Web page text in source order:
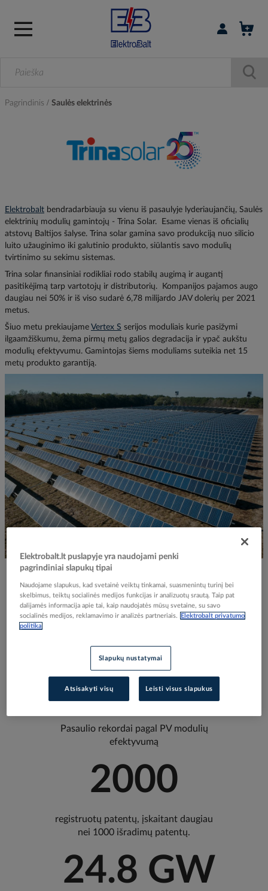
Prisijungti /
Pagrindinis Saulės elektrinės
Elektrobalt bendradarbiauja su vienu iš pasaulyje lyderiaujančių, Saulės
elektrinių modulių gamintojų - Trina Solar. Esame vienas iš oficialių
atstovų Baltijos šalyse. Trina solar gamina savo produkciją nuo silicio
luito užauginimo iki galutinio produkto, siūlantis savo modulių
tvirtinimo su sekimu sistemas.
Trina solar finansiniai rodikliai rodo stabilų augimą ir augantį
pasitikėjimą tarp vartotojų ir distributorių. Kompanijos pajamos augo
daugiau nei 50% ir iš viso sudarė 6,78 milijardo JAV dolerių per 2021
metus.
Šiuo metu prekiaujame Vertex S serijos moduliais kurie pasižymi
ilgaamžiškumu, žema pirmų metų galios degradacija ir ypač aukštu
modulių efektyvumu. Gamintojas šiems moduliams suteikia net 15
metų produkto garantiją.
Kodėl Trina solar?
23
Pasaulio rekordai pagal PV modulių
efektyvumą
2000
registruotų patentų, įskaitant daugiau
nei 1000 išradimų patentų.
24.8 GW
Elektrobalt.lt puslapyje yra naudojami penki
pagrindiniai slapukų tipai
Naudojame slapukus, kad svetainė veiktų tinkamai, suasmenintų turinį bei
skelbimus, teiktų socialinės medijos funkcijas ir analizuotų srautą. Taip pat
dalijamės informacija apie tai, kaip naudojatės mūsų svetaine, su savo
socialinės medijos, reklamavimo ir analizės partneriais. Elektrobalt privatumo
politika
Slapukų nustatymai
Atsisakyti visų Leisti visus slapukus